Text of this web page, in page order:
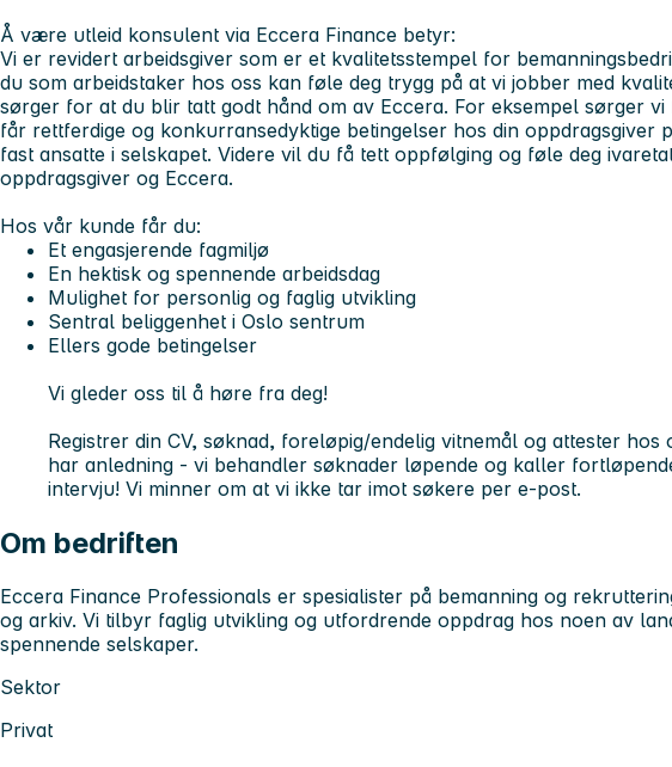
Å være utleid konsulent via Eccera Finance betyr:
Vi er revidert arbeidsgiver som er et kvalitetsstempel for
du som arbeidstaker hos oss kan føle deg trygg på at vi jobber med
sørger for at du blir tatt godt hånd om av Eccera. For eksempel sørger
får rettferdige og konkurransedyktige betingelser hos din oppdragsgiver
fast ansatte i selskapet. Videre vil du få tett oppfølging og føle deg
oppdragsgiver og Eccera.
Hos vår kunde får du:
Et engasjerende fagmiljø
En hektisk og spennende arbeidsdag
Mulighet for personlig og faglig utvikling
Sentral beliggenhet i Oslo sentrum
Ellers gode betingelser
Vi gleder oss til å høre fra deg!
Registrer din CV, søknad, foreløpig/endelig vitnemål og attester hos
har anledning - vi behandler søknader løpende og kaller
intervju! Vi minner om at vi ikke tar imot søkere per e-post.
Om bedriften
Eccera Finance Professionals er spesialister på bemanning og
og arkiv. Vi tilbyr faglig utvikling og utfordrende oppdrag hos noen av
spennende selskaper.
Sektor
Privat